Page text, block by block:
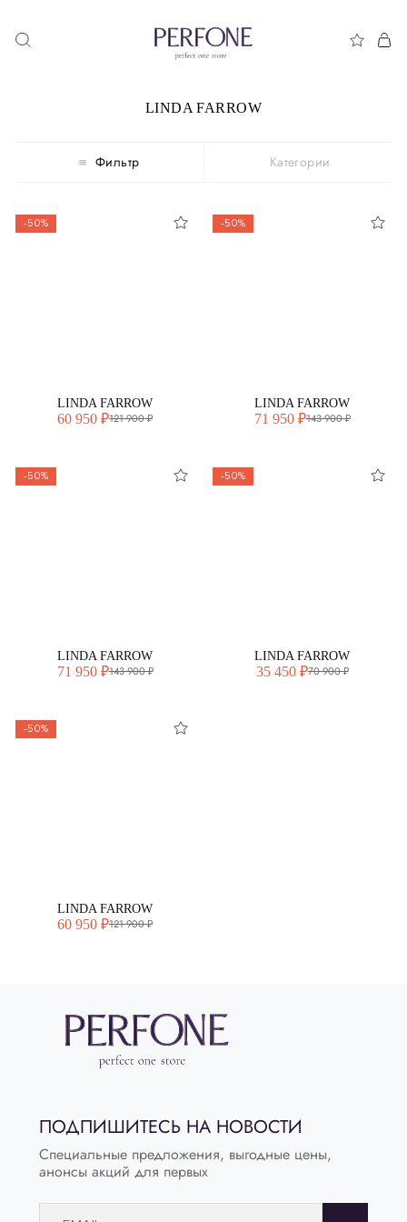
LINDA FARROW
Фильтр Категории
-50%
LINDA FARROW
60 950 ₽121 900 ₽
-50%
LINDA FARROW
71 950 ₽143 900 ₽
-50%
LINDA FARROW
71 950 ₽143 900 ₽
-50%
LINDA FARROW
35 450 ₽70 900 ₽
-50%
LINDA FARROW
60 950 ₽121 900 ₽
ПОДПИШИТЕСЬ НА НОВОСТИ
Специальные предложения, выгодные цены,
анонсы акций для первых